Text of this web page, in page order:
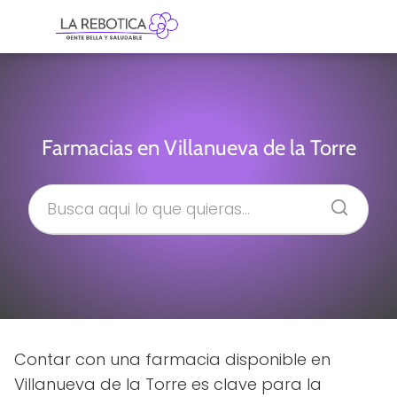
Farmacias en Villanueva de la Torre
Contar con una farmacia disponible en
Villanueva de la Torre es clave para la